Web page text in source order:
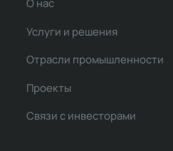
О нас
Услуги и решения
Отрасли промышленности
Проекты
Связи с инвесторами